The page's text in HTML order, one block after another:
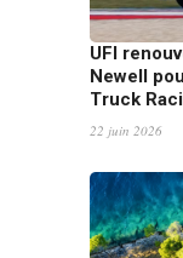
UFI
Newell
Truck
22 juin 2026